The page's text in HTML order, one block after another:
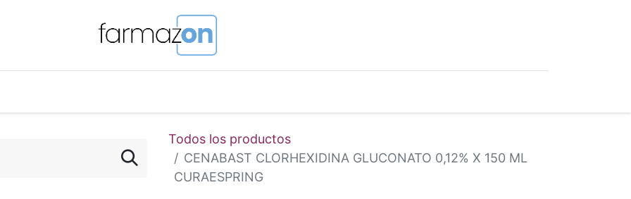
Todos los productos
CENABAST CLORHEXIDINA GLUCONATO 0,12% X 150 ML
CURAESPRING